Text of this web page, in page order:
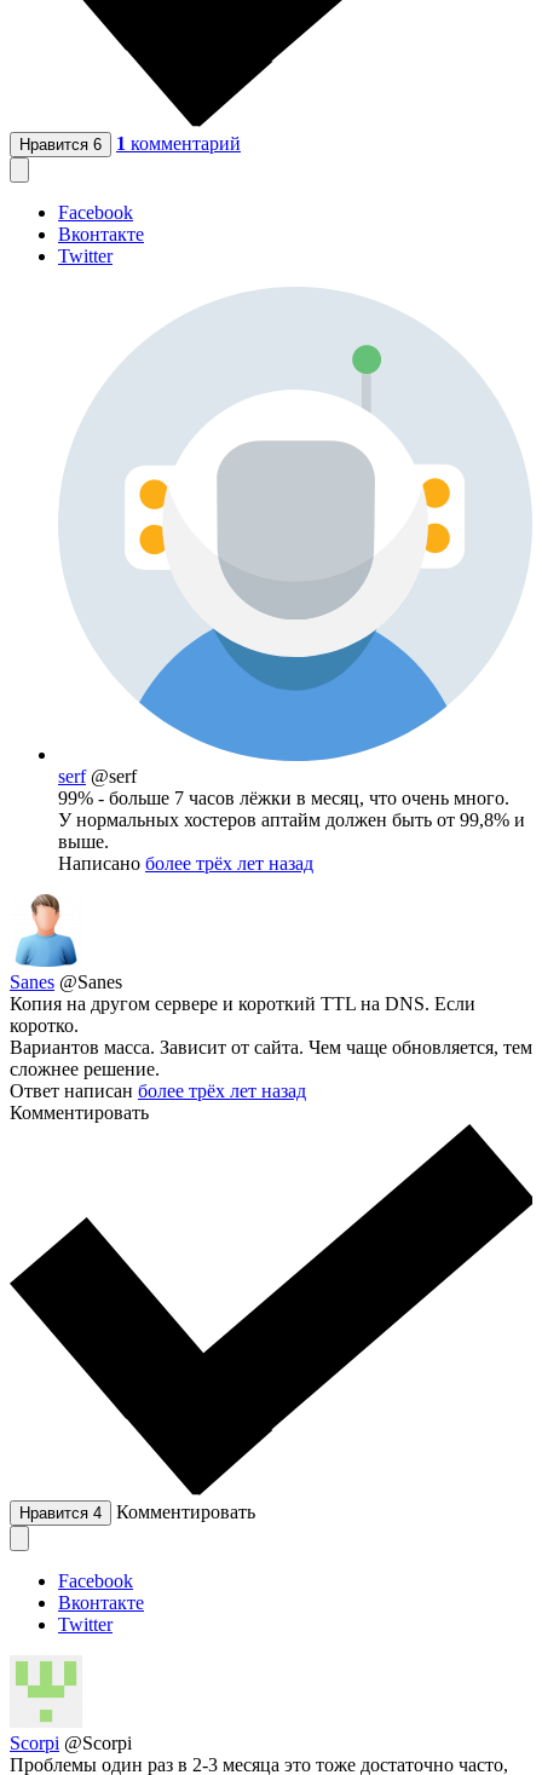
Нравится 6 1 комментарий
Facebook
Вконтакте
Twitter
serf @serf
99% - больше 7 часов лёжки в месяц, что очень много.
У нормальных хостеров аптайм должен быть от 99,8% и
выше.
Написано более трёх лет назад
Sanes @Sanes
Копия на другом сервере и короткий TTL на DNS. Если
коротко.
Вариантов масса. Зависит от сайта. Чем чаще обновляется, тем
сложнее решение.
Ответ написан более трёх лет назад
Комментировать
Нравится 4 Комментировать
Facebook
Вконтакте
Twitter
Scorpi @Scorpi
Проблемы один раз в 2-3 месяца это тоже достаточно часто,